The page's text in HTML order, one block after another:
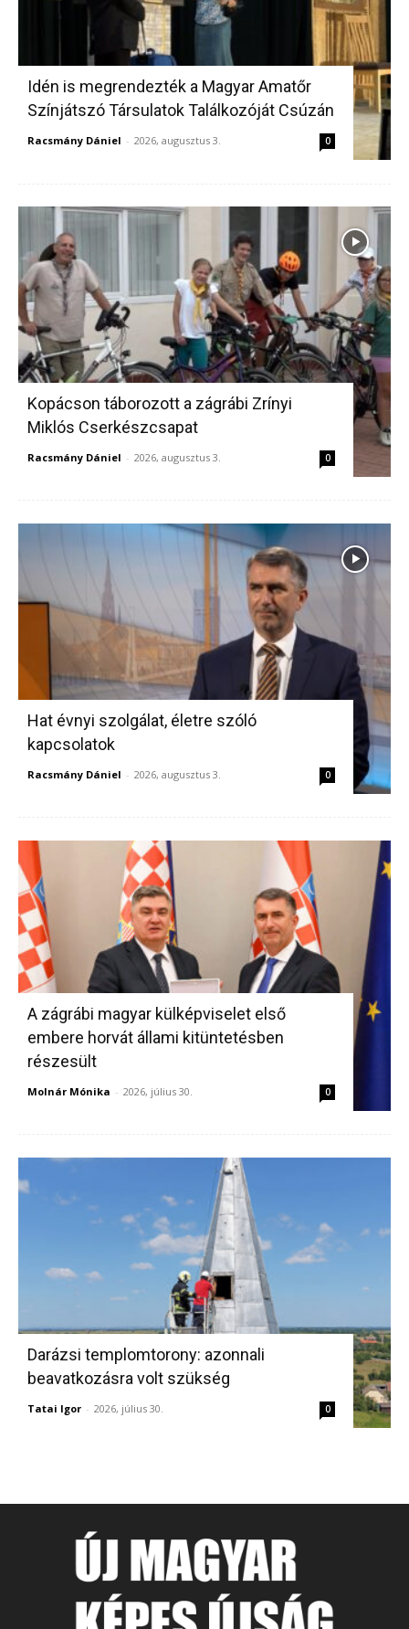
Idén is megrendezték a Magyar Amatőr
Színjátszó Társulatok Találkozóját Csúzán
Racsmány Dániel - 2026, augusztus 3. 0
Kopácson táborozott a zágrábi Zrínyi
Miklós Cserkészcsapat
Racsmány Dániel - 2026, augusztus 3. 0
Hat évnyi szolgálat, életre szóló
kapcsolatok
Racsmány Dániel - 2026, augusztus 3. 0
A zágrábi magyar külképviselet első
embere horvát állami kitüntetésben
részesült
Molnár Mónika - 2026, július 30. 0
Darázsi templomtorony: azonnali
beavatkozásra volt szükség
Tatai Igor - 2026, július 30. 0